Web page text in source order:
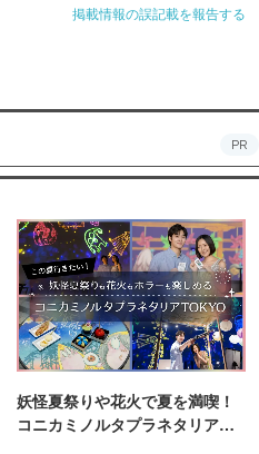
掲載情報の誤記載を報告する
PR
妖怪夏祭りや花火で夏を満喫！
コニカミノルタプラネタリア